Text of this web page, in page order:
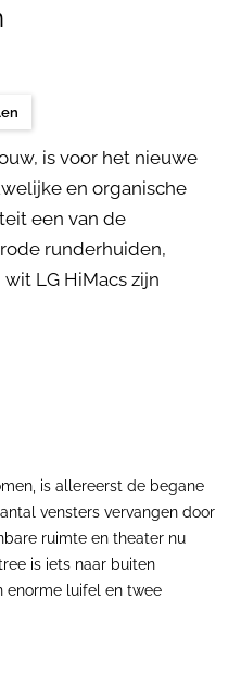
is voor het nieuwe
en organische
een van de
runderhuiden,
LG HiMacs zijn
is allereerst de begane
vensters vervangen door
ruimte en theater nu
is iets naar buiten
enorme luifel en twee